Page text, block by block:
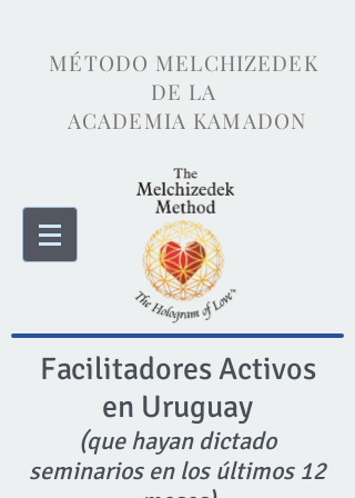
MÉTODO MELCHIZEDEK
DE LA
ACADEMIA KAMADON
Facilitadores Activos
en Uruguay
(que hayan dictado
seminarios en los últimos 12